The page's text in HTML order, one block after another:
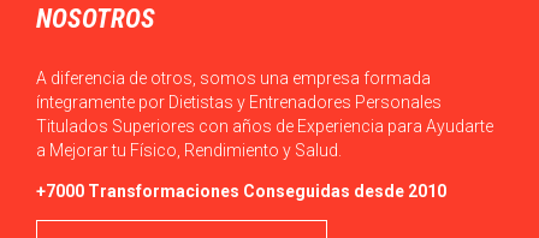
NOSOTROS
A diferencia de otros, somos una empresa formada
íntegramente por Dietistas y Entrenadores Personales
Titulados Superiores con años de Experiencia para Ayudarte
a Mejorar tu Físico, Rendimiento y Salud.
+7000 Transformaciones Conseguidas desde 2010